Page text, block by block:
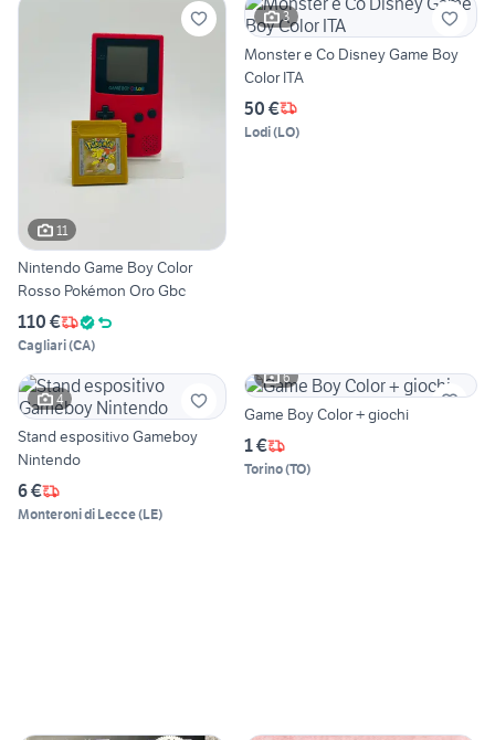
11
Nintendo Game Boy Color
Rosso Pokémon Oro Gbc
110 €
Cagliari(CA)
3
Monster e Co Disney Game Boy
Color ITA
50 €
Lodi(LO)
4
Stand espositivo Gameboy
Nintendo
6 €
Monteroni di Lecce(LE)
6
Game Boy Color + giochi
1 €
Torino(TO)